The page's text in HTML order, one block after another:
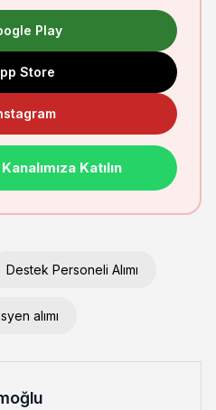
Play
Store
Katılın
Destek Personeli Alımı
alımı